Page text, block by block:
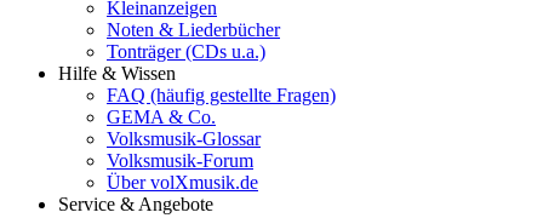
Kleinanzeigen
Noten & Liederbücher
Tonträger (CDs u.a.)
Hilfe & Wissen
FAQ (häufig gestellte Fragen)
GEMA & Co.
Volksmusik-Glossar
Volksmusik-Forum
Über volXmusik.de
Service & Angebote